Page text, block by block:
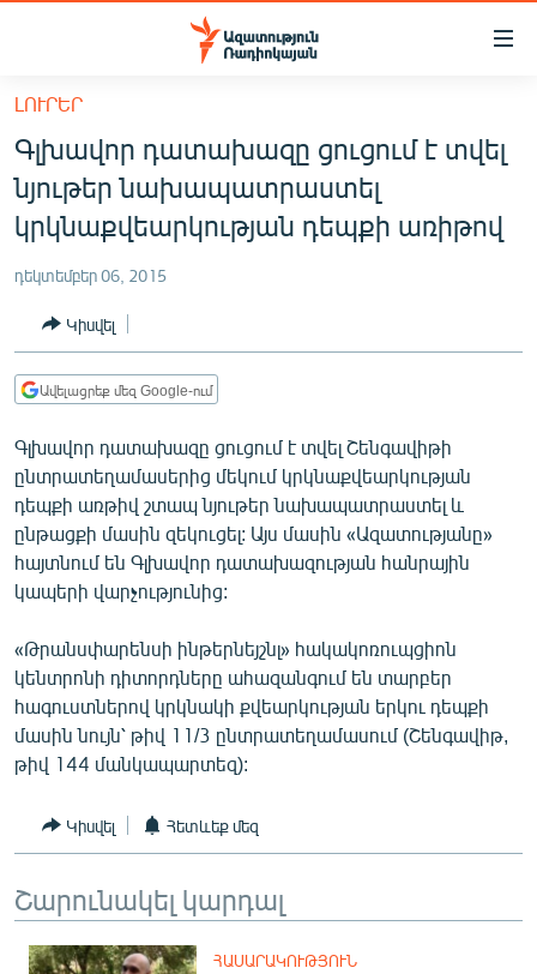
Մատչելիության
հիմնական
բովանդակությանը
Անցնել
հիմնական
մենյուին
ՀԱՅԱՍՏԱՆ
ՔԱՂԱՔԱԿԱՆ
ՀԱՍԱՐԱԿՈՒԹՅՈՒՆ
ՏՆՏԵՍՈՒԹՅՈՒՆ
ՊԱՏԵՐԱԶՄԻ 6 ՇԱԲԱԹՆԵՐԸ
ՏԱՐԱԾԱՇՐՋԱՆ
ՄԻՋԱԶԳԱՅԻՆ
ՄՇԱԿՈՒՅԹ
ՍՊՈՐՏ
ՄԵԿՆԱԲԱՆՈՒԹՅՈՒՆ
ՏՏ ԵՒ ԻՆՏԵՐՆԵՏ
ԿՈՐՈՆԱՎԻՐՈՒՍ
ԱՐԽԻՎ
ՏԵՍԱՆՅՈՒԹԵՐ
ԲԱՆԱՎԵՃ
ՁԳՏԵԼՈՎ ԼԱՎԱԳՈՒՅՆԻՆ
ԼՈՒՐԵՐ
Գլխավոր դատախազը ցուցում է տվել
նյութեր նախապատրաստել
կրկնաքվեարկության դեպքի առիթով
դեկտեմբեր 06, 2015
Կիսվել
Ավելացրեք մեզ Google-ում
Գլխավոր դատախազը ցուցում է տվել Շենգավիթի
ընտրատեղամասերից մեկում կրկնաքվեարկության
դեպքի առթիվ շտապ նյութեր նախապատրաստել և
ընթացքի մասին զեկուցել: Այս մասին «Ազատությանը»
հայտնում են Գլխավոր դատախազության հանրային
կապերի վարչությունից:
«Թրանսփարենսի ինթերնեյշնլ» հակակոռուպցիոն
կենտրոնի դիտորդները ահազանգում են տարբեր
հագուստներով կրկնակի քվեարկության երկու դեպքի
մասին նույն՝ թիվ 11/3 ընտրատեղամասում (Շենգավիթ,
թիվ 144 մանկապարտեզ):
Կիսվել Հետևեք մեզ
Շարունակել կարդալ
ՀԱՍԱՐԱԿՈՒԹՅՈՒՆ